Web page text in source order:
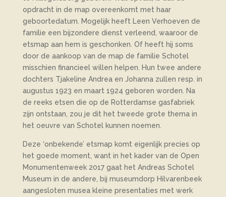
opdracht in de map overeenkomt met haar
geboortedatum. Mogelijk heeft Leen Verhoeven de
familie een bijzondere dienst verleend, waaroor de
etsmap aan hem is geschonken. Of heeft hij soms
door de aankoop van de map de familie Schotel
misschien financieel willen helpen. Hun twee andere
dochters Tjakeline Andrea en Johanna zullen resp. in
augustus 1923 en maart 1924 geboren worden. Na
de reeks etsen die op de Rotterdamse gasfabriek
zijn ontstaan, zou je dit het tweede grote thema in
het oeuvre van Schotel kunnen noemen.
Deze ‘onbekende’ etsmap komt eigenlijk precies op
het goede moment, want in het kader van de Open
Monumentenweek 2017 gaat het Andreas Schotel
Museum in de andere, bij museumdorp Hilvarenbeek
aangesloten musea kleine presentaties met werk